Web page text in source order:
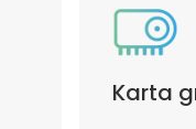
Karta